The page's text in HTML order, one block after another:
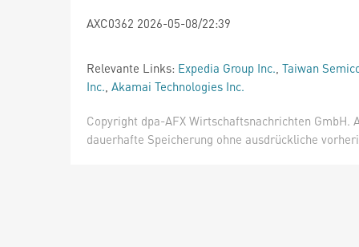
AXC0362 2026-05-08/22:39
Relevante Links: Expedia Group Inc., Taiwan
Inc., Akamai Technologies Inc.
Copyright dpa-AFX Wirtschaftsnachrichten
dauerhafte Speicherung ohne ausdrückliche